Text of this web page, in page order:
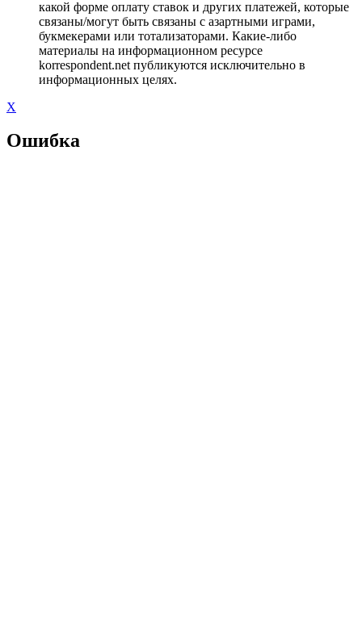
какой форме оплату ставок и других платежей, которые
связаны/могут быть связаны с азартными играми,
букмекерами или тотализаторами. Какие-либо
материалы на информационном ресурсе
korrespondent.net публикуются исключительно в
информационных целях.
X
Ошибка